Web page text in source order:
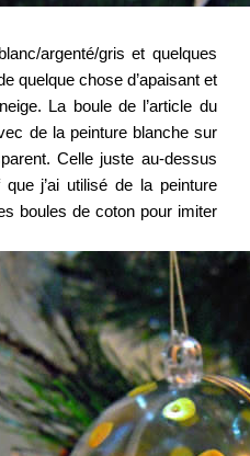
argenté/gris et quelques
quelque chose d’apaisant et
La boule de l’article du
de la peinture blanche sur
Celle juste au-dessus
j’ai utilisé de la peinture
boules de coton pour imiter